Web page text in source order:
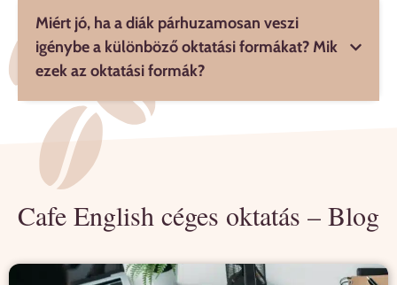
Miért jó, ha a diák párhuzamosan veszi
igénybe a különböző oktatási formákat? Mik
ezek az oktatási formák?
Cafe English céges oktatás – Blog